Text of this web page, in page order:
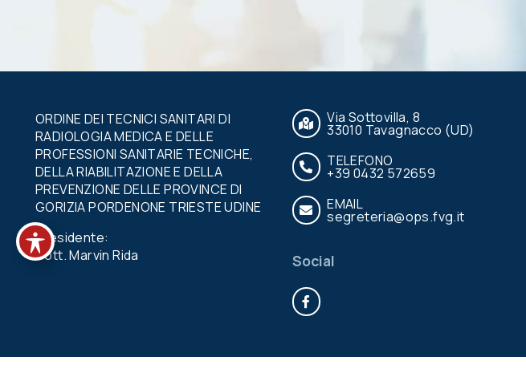
ORDINE DEI TECNICI SANITARI DI
RADIOLOGIA MEDICA E DELLE
PROFESSIONI SANITARIE TECNICHE,
DELLA RIABILITAZIONE E DELLA
PREVENZIONE DELLE PROVINCE DI
GORIZIA PORDENONE TRIESTE UDINE
Presidente:
Dott. Marvin Rida
Via Sottovilla, 8
33010 Tavagnacco (UD)
TELEFONO
+39 0432 572659
EMAIL
segreteria@ops.fvg.it
Social